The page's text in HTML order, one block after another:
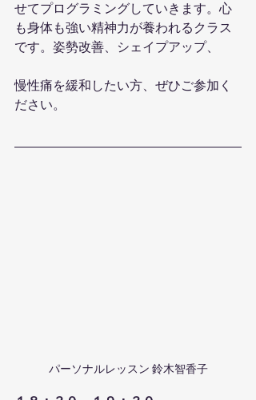
せてプログラミングしていきます。心
も身体も強い精神力が養われるクラス
です。姿勢改善、シェイプアップ、
慢性痛を緩和したい方、ぜひご参加く
ださい。
パーソナルレッスン 鈴木智香子